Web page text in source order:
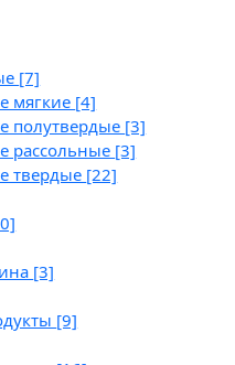
[7]
мягкие [4]
полутвердые [3]
рассольные [3]
твердые [22]
[3]
[9]